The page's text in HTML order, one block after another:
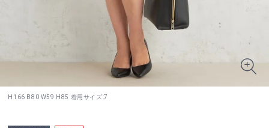
H166 B80 W59 H85 着用サイズ:7